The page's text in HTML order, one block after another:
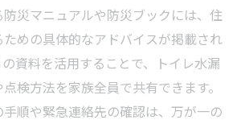
災マニュアルや防災ブックには、住
ための具体的なアドバイスが掲載され
資料を活用することで、トイレ水漏
検方法を家族全員で共有できます。
順や緊急連絡先の確認は、万が一の